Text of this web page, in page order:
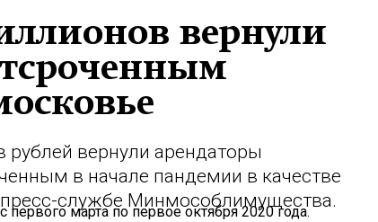
вернули
вернули арендаторы
в начале пандемии в качестве
службе Минмособлимущества.
марта по первое октября 2020 года.